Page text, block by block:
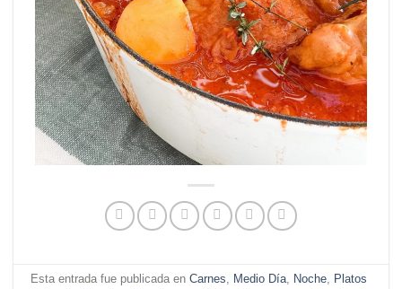
Esta entrada fue publicada enCarnes, Medio Día, Noche, Platos